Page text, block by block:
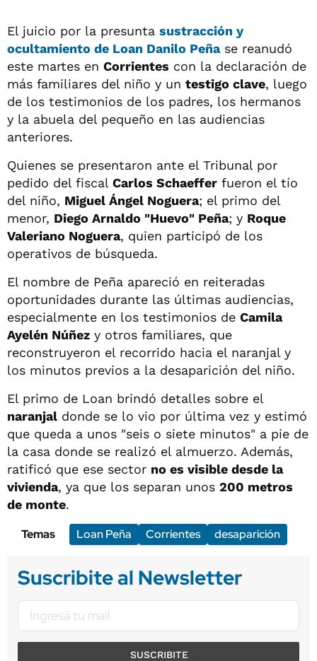
El juicio por la presunta sustracción y
ocultamiento de Loan Danilo Peñase reanudó
este martes en Corrientes con la declaración de
más familiares del niño y un testigo clave, luego
de los testimonios de los padres, los hermanos
y la abuela del pequeño en las audiencias
anteriores.
Quienes se presentaron ante el Tribunal por
pedido del fiscal Carlos Schaeffer fueron el tío
del niño, Miguel Ángel Noguera; el primo del
menor, Diego Arnaldo "Huevo" Peña; y Roque
Valeriano Noguera, quien participó de los
operativos de búsqueda.
El nombre de Peña apareció en reiteradas
oportunidades durante las últimas audiencias,
especialmente en los testimonios de Camila
Ayelén Núñez y otros familiares, que
reconstruyeron el recorrido hacia el naranjal y
los minutos previos a la desaparición del niño.
El primo de Loan brindó detalles sobre el
naranjal donde se lo vio por última vez y estimó
que queda a unos "seis o siete minutos" a pie de
la casa donde se realizó el almuerzo. Además,
ratificó que ese sector no es visible desde la
vivienda, ya que los separan unos 200 metros
de monte.
Temas
Loan Peña Corrientes desaparición
Suscribite al Newsletter
SUSCRIBITE